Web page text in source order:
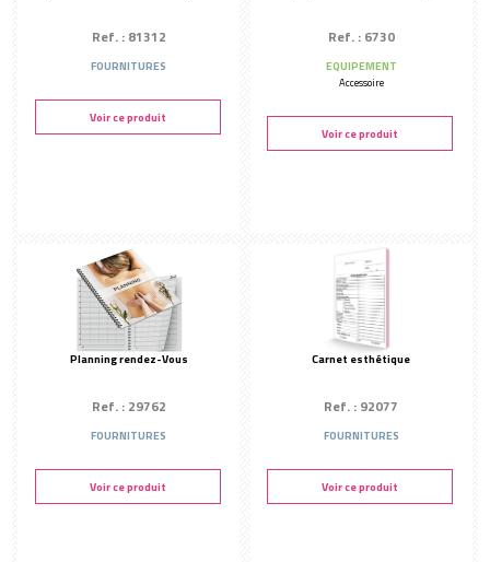
Ref. : 81312
FOURNITURES
Voir ce produit
Ref. : 6730
EQUIPEMENT
Accessoire
Voir ce produit
Planning rendez-Vous
Ref. : 29762
FOURNITURES
Voir ce produit
Carnet esthétique
Ref. : 92077
FOURNITURES
Voir ce produit